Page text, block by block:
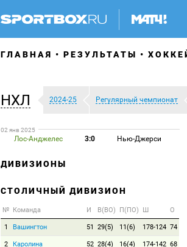
ГЛАВНАЯ РЕЗУЛЬТАТЫ
НХЛ 2024-25 Регулярный чемпионат
02 янв 2025
Лос-Анджелес 3:0 Нью-Джерси
ДИВИЗИОНЫ
СТОЛИЧНЫЙ ДИВИЗИОН
№ Команда И В(ВО) П(ПО) Ш О
1 Вашингтон 51 29(5) 11(6) 178-124 74
2 Каролина 52 28(4) 16(4) 174-142 68